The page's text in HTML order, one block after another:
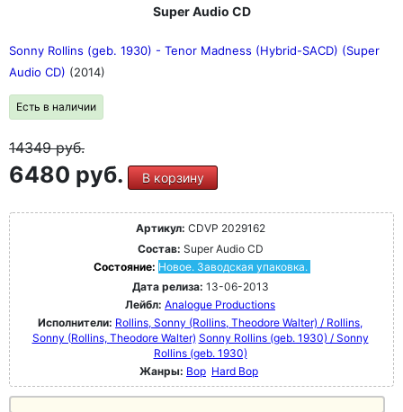
Super Audio CD
Sonny Rollins (geb. 1930) - Tenor Madness (Hybrid-SACD) (Super
Audio CD) (2014)
Есть в наличии
14349руб.
6480 руб. В корзину
Артикул: CDVP 2029162
Состав: Super Audio CD
Состояние: Новое. Заводская упаковка.
Дата релиза: 13-06-2013
Лейбл: Analogue Productions
Исполнители: Rollins, Sonny (Rollins, Theodore Walter) / Rollins,
Sonny (Rollins, Theodore Walter) Sonny Rollins (geb. 1930) / Sonny
Rollins (geb. 1930)
Жанры: Bop Hard Bop